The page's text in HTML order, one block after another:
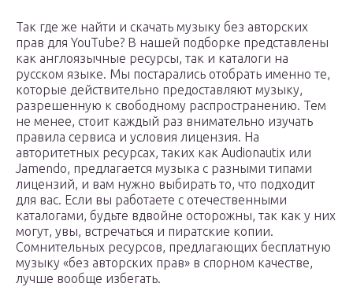
Так где же найти и скачать музыку без авторских
прав для YouTube? В нашей подборке представлены
как англоязычные ресурсы, так и каталоги на
русском языке. Мы постарались отобрать именно те,
которые действительно предоставляют музыку,
разрешенную к свободному распространению. Тем
не менее, стоит каждый раз внимательно изучать
правила сервиса и условия лицензия. На
авторитетных ресурсах, таких как Audionautix или
Jamendo, предлагается музыка с разными типами
лицензий, и вам нужно выбирать то, что подходит
для вас. Если вы работаете с отечественными
каталогами, будьте вдвойне осторожны, так как у них
могут, увы, встречаться и пиратские копии.
Сомнительных ресурсов, предлагающих бесплатную
музыку «без авторских прав» в спорном качестве,
лучше вообще избегать.